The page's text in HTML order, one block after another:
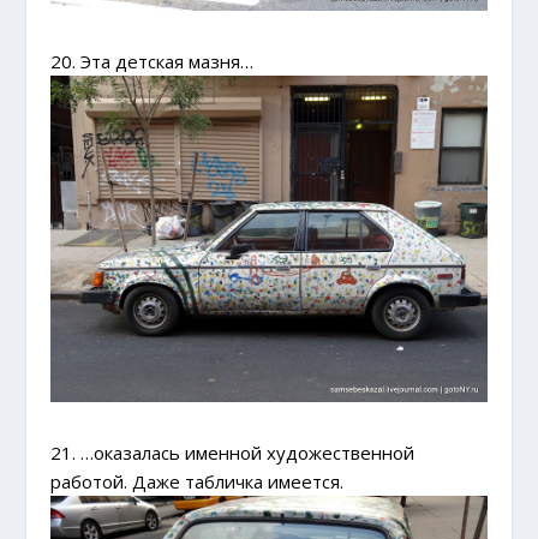
20. Эта детская мазня…
21. …оказалась именной художественной
работой. Даже табличка имеется.